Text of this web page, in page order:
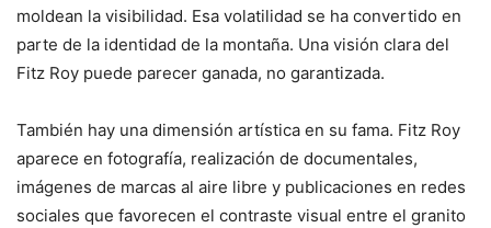
moldean la visibilidad. Esa volatilidad se ha convertido en
parte de la identidad de la montaña. Una visión clara del
Fitz Roy puede parecer ganada, no garantizada.
También hay una dimensión artística en su fama. Fitz Roy
aparece en fotografía, realización de documentales,
imágenes de marcas al aire libre y publicaciones en redes
sociales que favorecen el contraste visual entre el granito